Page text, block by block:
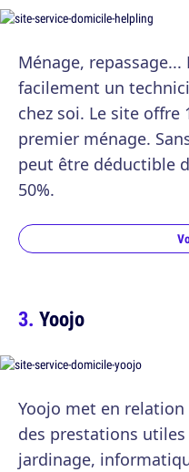
Ménage,
facilement un
chez soi. Le site
premier ménage.
peut être déductible
50%.
Yoojo
Yoojo met en
des prestations
jardinage,